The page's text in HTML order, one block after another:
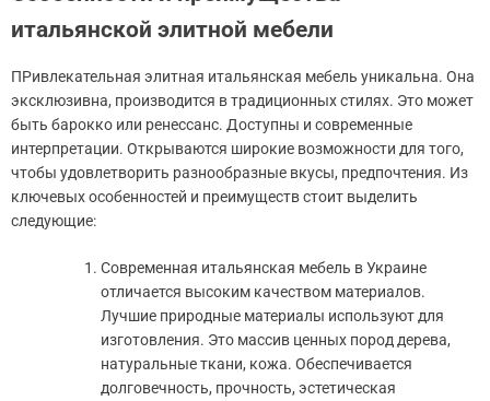
итальянской элитной мебели
ПРивлекательная элитная итальянская мебель уникальна. Она
эксклюзивна, производится в традиционных стилях. Это может
быть барокко или ренессанс. Доступны и современные
интерпретации. Открываются широкие возможности для того,
чтобы удовлетворить разнообразные вкусы, предпочтения. Из
ключевых особенностей и преимуществ стоит выделить
следующие:
Современная итальянская мебель в Украине
отличается высоким качеством материалов.
Лучшие природные материалы используют для
изготовления. Это массив ценных пород дерева,
натуральные ткани, кожа. Обеспечивается
долговечность, прочность, эстетическая